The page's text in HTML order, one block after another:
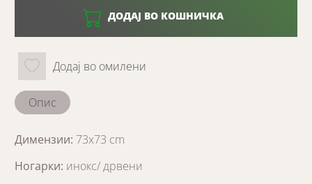
ДОДАЈ ВО КОШНИЧКА
Додај во омилени
Опис
Димензии: 73x73 cm
Ногарки: инокс/ дрвени